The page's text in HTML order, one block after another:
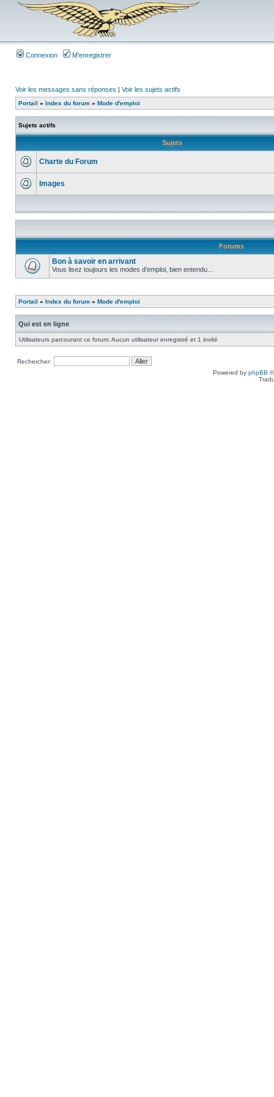
Connexion M’enregistrer
Voir les messages sans réponses | Voir les sujets actifs
Portail » Index du forum » Mode d'emploi
Sujets actifs
Sujets
Charte du Forum
Images
Forums
Bon à savoir en arrivant
Vous lisez toujours les modes d'emploi, bien entendu…
Portail » Index du forum » Mode d'emploi
Qui est en ligne
Utilisateurs parcourant ce forum: Aucun utilisateur enregistré et 1 invité
Rechercher:
Powered by phpBB